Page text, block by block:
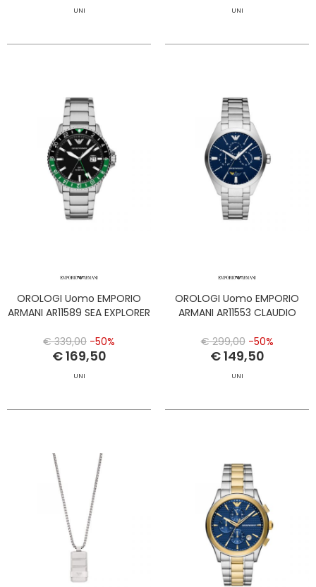
UNI UNI
OROLOGI Uomo EMPORIO
ARMANI AR11589 SEA EXPLORER
€ 339,00 -50%
€ 169,50
UNI
OROLOGI Uomo EMPORIO
ARMANI AR11553 CLAUDIO
€ 299,00 -50%
€ 149,50
UNI